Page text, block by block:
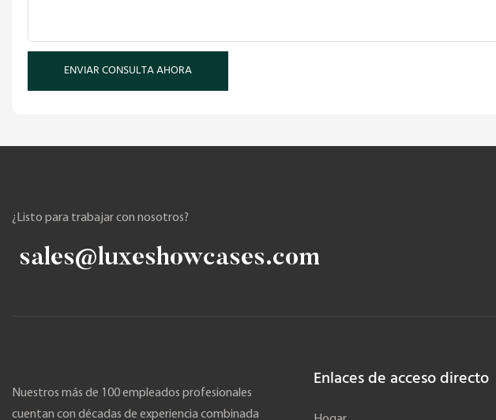
ENVIAR CONSULTA AHORA
¿Listo para trabajar con nosotros?
sales@luxeshowcases.com
Nuestros más de 100 empleados profesionales
cuentan con décadas de experiencia combinada
Enlaces de acceso directo